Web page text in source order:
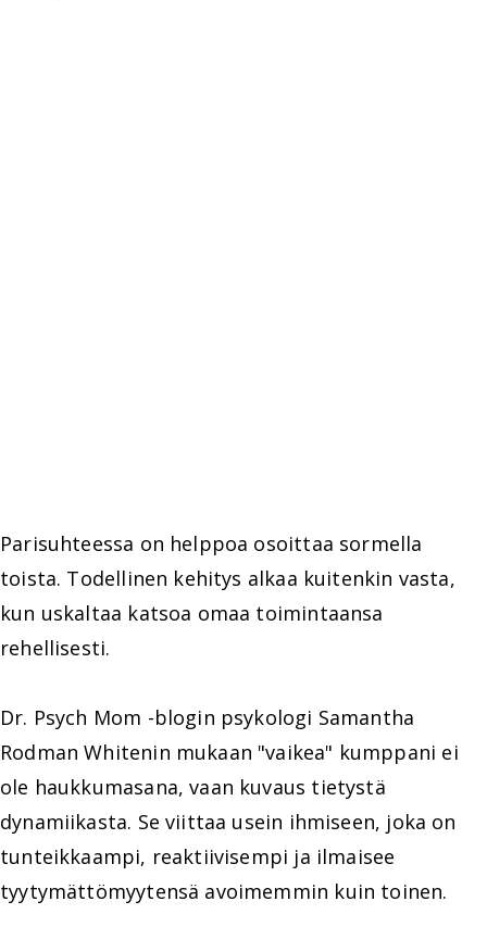
Parisuhteessa on helppoa osoittaa sormella
toista. Todellinen kehitys alkaa kuitenkin vasta,
kun uskaltaa katsoa omaa toimintaansa
rehellisesti.
Dr. Psych Mom -blogin psykologi Samantha
Rodman Whitenin mukaan "vaikea" kumppani ei
ole haukkumasana, vaan kuvaus tietystä
dynamiikasta. Se viittaa usein ihmiseen, joka on
tunteikkaampi, reaktiivisempi ja ilmaisee
tyytymättömyytensä avoimemmin kuin toinen.